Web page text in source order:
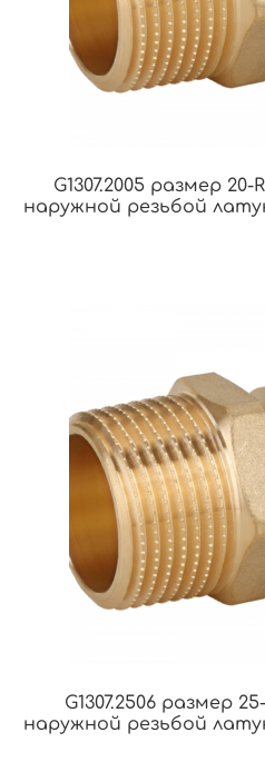
G1307.2005 размер
наружной резьбой
G1307.2506 размер
наружной резьбой